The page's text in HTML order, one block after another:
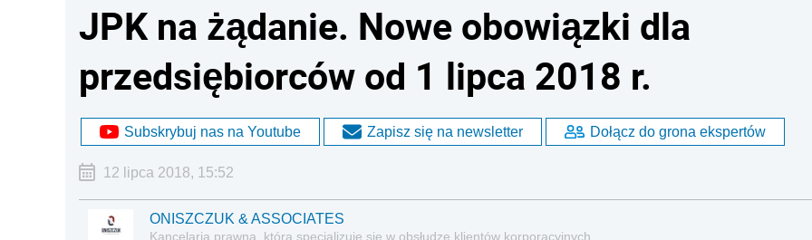
JPK na żądanie. Nowe obowiązki dla
przedsiębiorców od 1 lipca 2018 r.
Subskrybuj nas na Youtube Zapisz się na newsletter Dołącz do grona ekspertów
12 lipca 2018, 15:52
ONISZCZUK & ASSOCIATES
Kancelaria prawna, która specjalizuje się w obsłudze klientów korporacyjnych.